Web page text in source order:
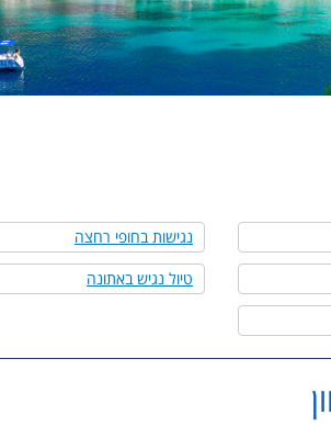
נגישות בחופי רחצה
טיול נגיש באתונה